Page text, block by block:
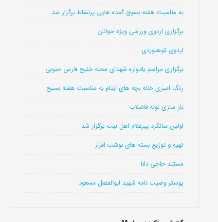
به مناسبت هفته بسیج گعده هایی پرنشاط برگزار شد
برگزاری اردوی ورزشی ویژه جوانان
اردوی کوهنوردی …
برگزاری مراسم یادواره شهدای محله خلیج فارس جنوبی
رنگ امیزی خانه بچه های ایتام به مناسبت هفته بسیج
باز سازی لوله فاضلاب
اولین سالگرد پیرغلام اهل بیت برگزار شد
تهیه و توزیع بسته های نوشت افزار
مستند حاجی دانا
پوستر وصیت نامه شهید ابوالفضل مسعود